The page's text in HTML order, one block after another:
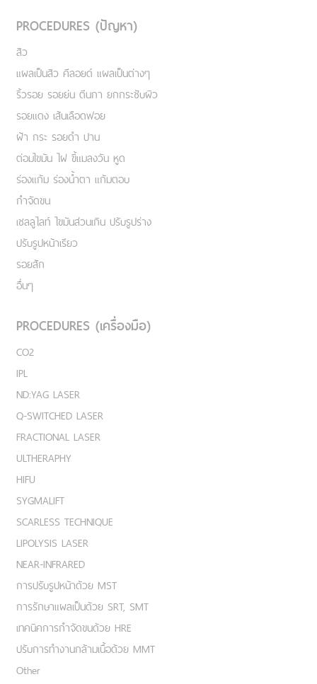
PROCEDURES (ปัญหา)
สิว
แผลเป็นสิว คีลอยด์ แผลเป็นต่างๆ
ริ้วรอย รอยย่น ตีนกา ยกกระชับผิว
รอยแดง เส้นเลือดฟอย
ฝ้า กระ รอยดำ ปาน
ต่อมไขมัน ไฝ ขี้แมลงวัน หูด
ร่องแก้ม ร่องน้ำตา แก้มตอบ
กำจัดขน
เชลลูไลท์ ไขมันส่วนเกิน ปรับรูปร่าง
ปรับรูปหน้าเรียว
รอยสัก
อื่นๆ
PROCEDURES (เครื่องมือ)
CO2
IPL
ND:YAG LASER
Q-SWITCHED LASER
FRACTIONAL LASER
ULTHERAPHY
HIFU
SYGMALIFT
SCARLESS TECHNIQUE
LIPOLYSIS LASER
NEAR-INFRARED
การปรับรูปหน้าด้วย MST
การรักษาแผลเป็นด้วย SRT, SMT
เทคนิคการกำจัดขนด้วย HRE
ปรับการทำงานกล้ามเนื้อด้วย MMT
Other